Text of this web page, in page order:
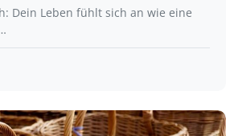
Dein Leben fühlt sich an wie eine